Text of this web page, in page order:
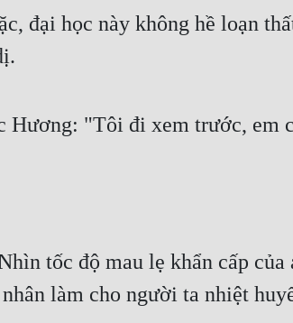
đại học này không hề loạn
"Tôi đi xem trước, em
tốc độ mau lẹ khẩn cấp của
làm cho người ta nhiệt